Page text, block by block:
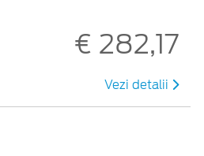
€ 282,17
Vezi detalii